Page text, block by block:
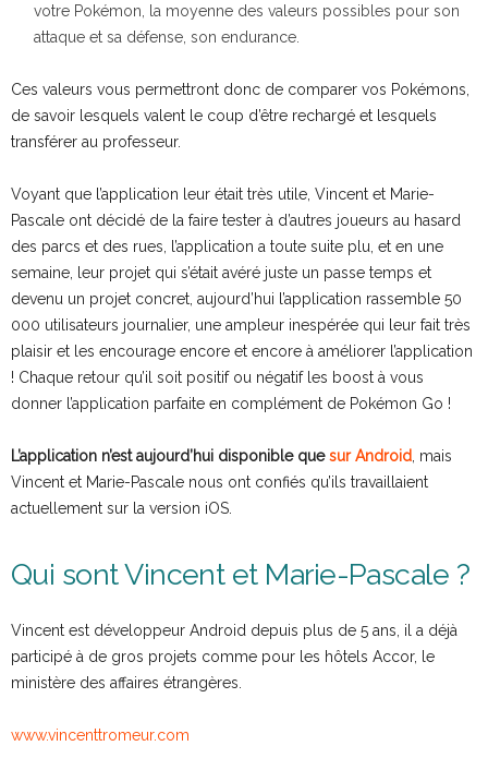
votre Pokémon, la moyenne des valeurs possibles pour son
attaque et sa défense, son endurance.
Ces valeurs vous permettront donc de comparer vos Pokémons,
de savoir lesquels valent le coup d’être rechargé et lesquels
transférer au professeur.
Voyant que l’application leur était très utile, Vincent et Marie-
Pascale ont décidé de la faire tester à d’autres joueurs au hasard
des parcs et des rues, l’application a toute suite plu, et en une
semaine, leur projet qui s’était avéré juste un passe temps et
devenu un projet concret, aujourd’hui l’application rassemble 50
000 utilisateurs journalier, une ampleur inespérée qui leur fait très
plaisir et les encourage encore et encore à améliorer l’application
! Chaque retour qu’il soit positif ou négatif les boost à vous
donner l’application parfaite en complément de Pokémon Go !
L’application n’est aujourd’hui disponible quesur Android , mais
Vincent et Marie-Pascale nous ont confiés qu’ils travaillaient
actuellement sur la version iOS.
Qui sont Vincent et Marie-Pascale ?
Vincent est développeur Android depuis plus de 5 ans, il a déjà
participé à de gros projets comme pour les hôtels Accor, le
ministère des affaires étrangères.
www.vincenttromeur.com